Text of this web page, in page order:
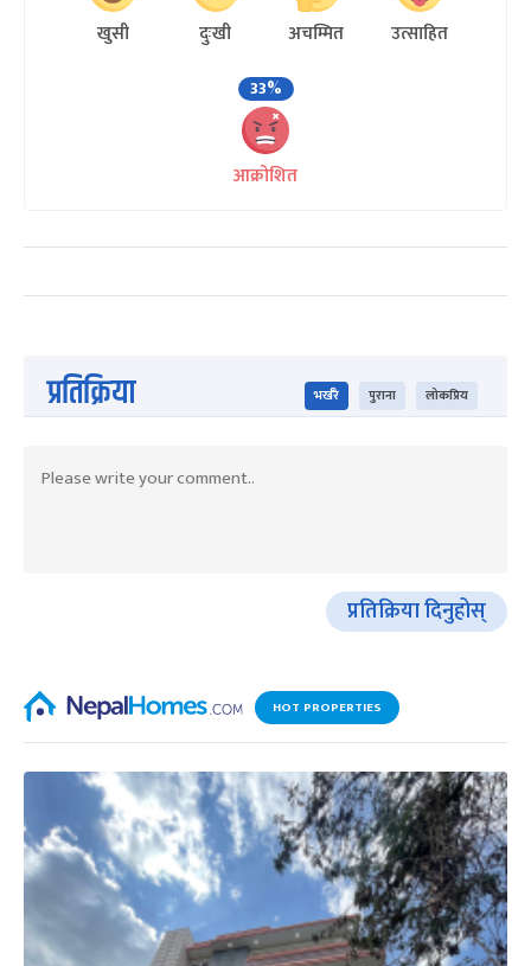
खुसी दुःखी अचम्मित
उत्साहित
33%
आक्रोशित
प्रतिक्रिया भर्खरै पुराना लोकप्रिय
प्रतिक्रिया दिनुहोस्
HOT PROPERTIES